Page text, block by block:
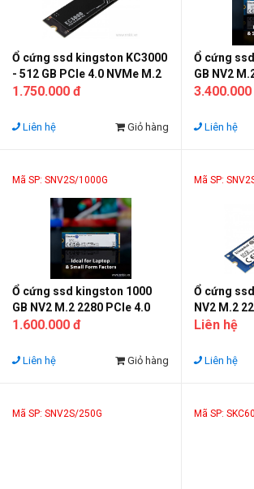
Ổ cứng ssd kingston KC3000
- 512 GB PCIe 4.0 NVMe M.2
SSD
1.750.000 đ
Liên hệ Giỏ hàng
Ổ cứng
GB NV2
NVMe
Liên hệ
Mã SP: SNV2S/1000G
Ổ cứng ssd kingston 1000
GB NV2 M.2 2280 PCIe 4.0
NVMe
1.600.000 đ
Liên hệ Giỏ hàng
Mã SP:
Ổ cứng
NV2 M.2
Liên hệ
Liên hệ
Mã SP: SNV2S/250G Mã SP: